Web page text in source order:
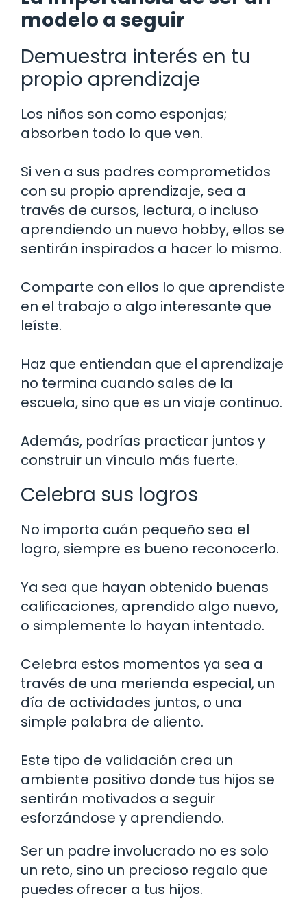
modelo a seguir
Demuestra interés en tu
propio aprendizaje
Los niños son como esponjas;
absorben todo lo que ven.
Si ven a sus padres comprometidos
con su propio aprendizaje, sea a
través de cursos, lectura, o incluso
aprendiendo un nuevo hobby, ellos se
sentirán inspirados a hacer lo mismo.
Comparte con ellos lo que aprendiste
en el trabajo o algo interesante que
leíste.
Haz que entiendan que el aprendizaje
no termina cuando sales de la
escuela, sino que es un viaje continuo.
Además, podrías practicar juntos y
construir un vínculo más fuerte.
Celebra sus logros
No importa cuán pequeño sea el
logro, siempre es bueno reconocerlo.
Ya sea que hayan obtenido buenas
calificaciones, aprendido algo nuevo,
o simplemente lo hayan intentado.
Celebra estos momentos ya sea a
través de una merienda especial, un
día de actividades juntos, o una
simple palabra de aliento.
Este tipo de validación crea un
ambiente positivo donde tus hijos se
sentirán motivados a seguir
esforzándose y aprendiendo.
Ser un padre involucrado no es solo
un reto, sino un precioso regalo que
puedes ofrecer a tus hijos.